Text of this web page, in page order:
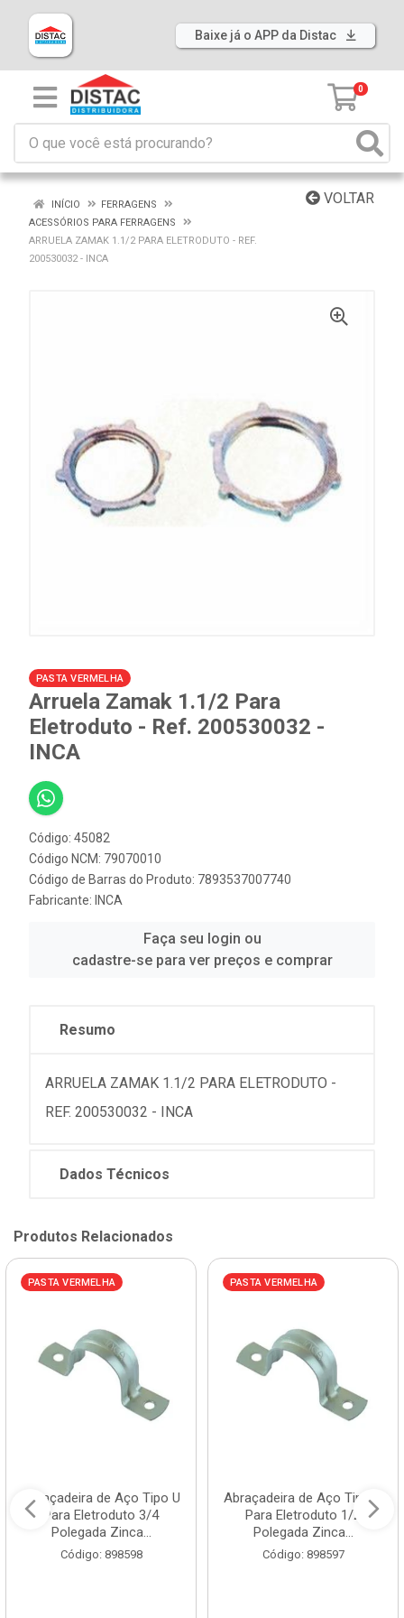
Baixe já o APP da Distac
0
VOLTAR
INÍCIO
FERRAGENS
ACESSÓRIOS PARA FERRAGENS
ARRUELA ZAMAK 1.1/2 PARA ELETRODUTO - REF.
200530032 - INCA
PASTA VERMELHA
Arruela Zamak 1.1/2 Para
Eletroduto - Ref. 200530032 -
INCA
Código: 45082
Código NCM: 79070010
Código de Barras do Produto: 7893537007740
Fabricante: INCA
Faça seu login ou
cadastre-se para ver preços e comprar
Resumo
ARRUELA ZAMAK 1.1/2 PARA ELETRODUTO -
REF. 200530032 - INCA
Dados Técnicos
Produtos Relacionados
PASTA VERMELHA
Abraçadeira de Aço Tipo U
Para Eletroduto 3/4
Polegada Zinca...
Código: 898598
PASTA VERMELHA
Abraçadeira de Aço Tipo U
Para Eletroduto 1/2
Polegada Zinca...
Código: 898597